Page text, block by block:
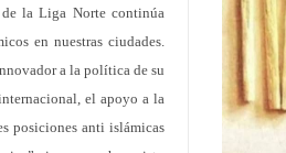
de la Liga Norte continúa
en nuestras ciudades.
a la política de su
el apoyo a la
posiciones anti islámicas